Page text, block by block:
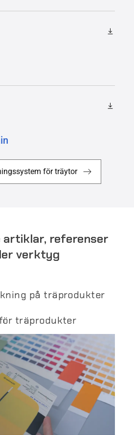
för träytor
artiklar, referenser
verktyg
på träprodukter
träprodukter